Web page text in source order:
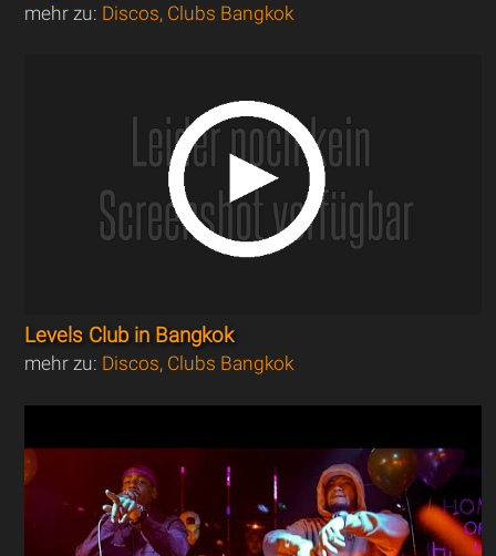
mehr zu: Discos, Clubs Bangkok
Levels Club in Bangkok
mehr zu: Discos, Clubs Bangkok